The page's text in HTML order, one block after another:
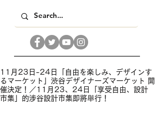
11月23日-24日「自由を楽しみ、デザインす
るマーケット」渋谷デザイナーズマーケット 開
催決定！／11月23、24日「享受自由、設計
市集」的涉谷設計市集即將舉行！